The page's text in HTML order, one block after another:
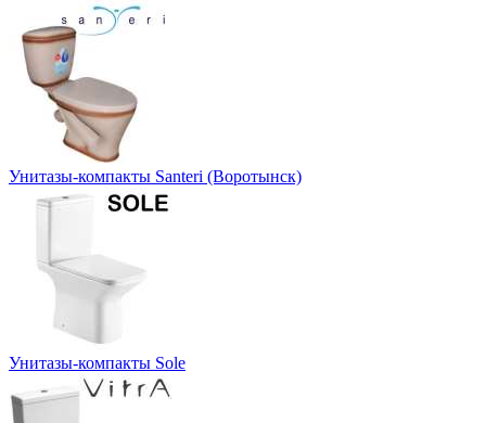
Унитазы-компакты Santeri (Воротынск)
Унитазы-компакты Sole